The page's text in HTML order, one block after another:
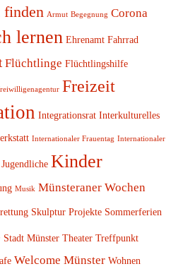
Armut Begegnung Corona
lernen Ehrenamt Fahrrad
Flüchtlinge Flüchtlingshilfe
Freizeit
Integrationsrat Interkulturelles
Internationaler Frauentag Internationaler
Jugendliche Kinder
Musik Münsteraner Wochen
Skulptur Projekte Sommerferien
Stadt Münster Theater Treffpunkt
Welcome Münster Wohnen